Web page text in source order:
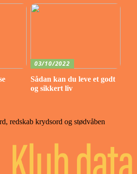
03/10/2022
Sådan kan du leve et godt
og sikkert liv
redskab krydsord og stødvåben